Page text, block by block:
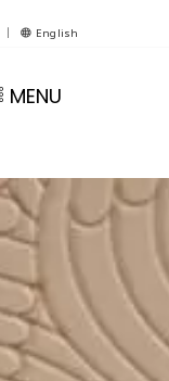
｜ English
MENU